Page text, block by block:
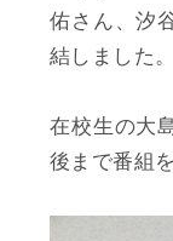
佑さん、汐
結しました。
在校生の大
後まで番組